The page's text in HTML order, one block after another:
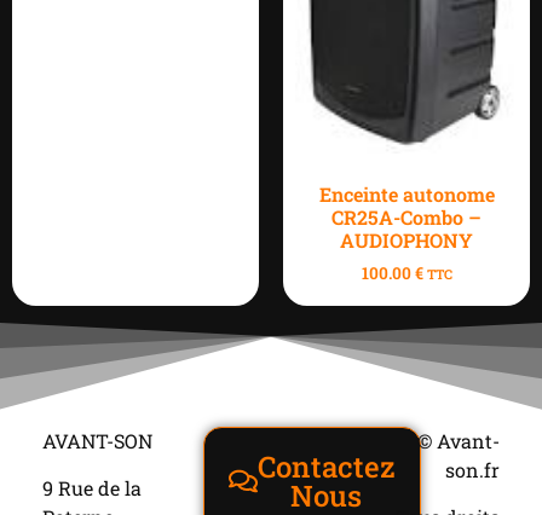
Enceinte autonome
CR25A-Combo –
AUDIOPHONY
100.00€ TTC
AVANT-SON
9 Rue de la
Contactez
Nous
© Avant-
son.fr